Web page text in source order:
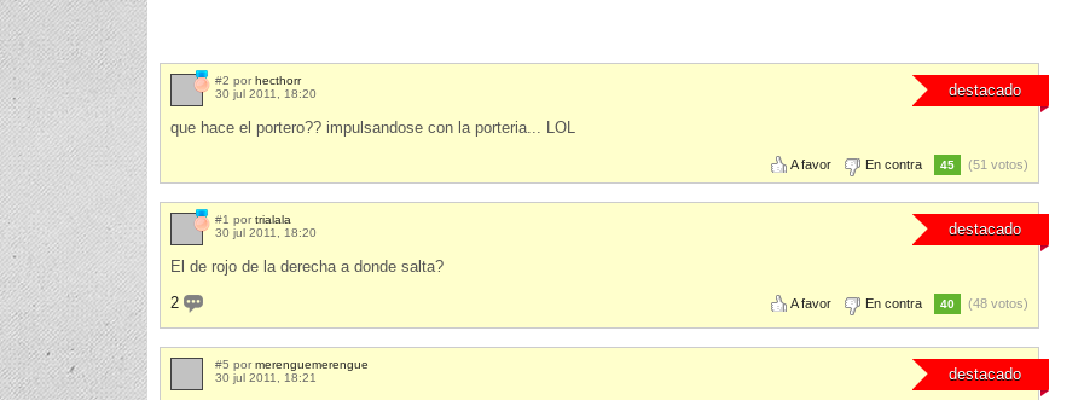
destacado
#2 por hecthorr
30 jul 2011, 18:20
que hace el portero?? impulsandose con la porteria... LOL
A favor En contra 45 (51 votos)
destacado
#1 por trialala
30 jul 2011, 18:20
El de rojo de la derecha a donde salta?
2
A favor En contra 40 (48 votos)
destacado
#5 por merenguemerengue
30 jul 2011, 18:21